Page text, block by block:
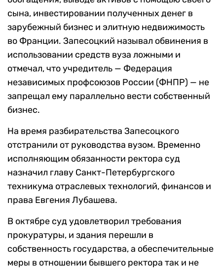
сына, инвестировании полученных денег в
зарубежный бизнес и элитную недвижимость
во Франции. Запесоцкий называл обвинения в
использовании средств вуза ложными и
отмечал, что учредитель — Федерация
независимых профсоюзов России (ФНПР) — не
запрещал ему параллельно вести собственный
бизнес.
На время разбирательства Запесоцкого
отстранили от руководства вузом. Временно
исполняющим обязанности ректора суд
назначил главу Санкт-Петербургского
техникума отраслевых технологий, финансов и
права Евгения Лубашева.
В октябре суд удовлетворил требования
прокуратуры, и здания перешли в
собственность государства, а обеспечительные
меры в отношении бывшего ректора так и не